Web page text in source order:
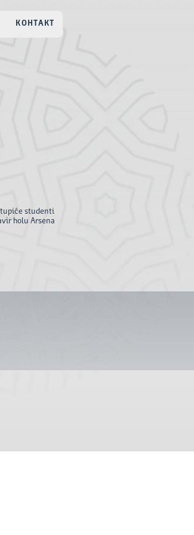
КОНТАКТ
studenti
holu Arsena